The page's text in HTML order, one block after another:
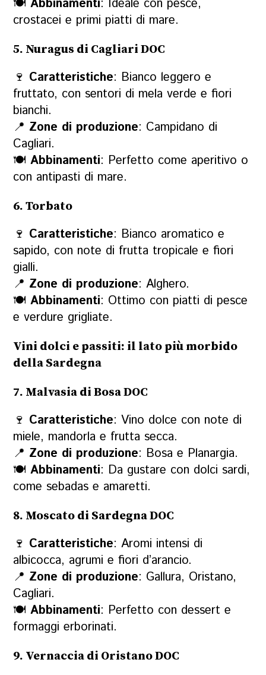
🍽Abbinamenti: Ideale con pesce,
crostacei e primi piatti di mare.
5. Nuragus di Cagliari DOC
🍷 Caratteristiche: Bianco leggero e
fruttato, con sentori di mela verde e fiori
bianchi.
📍 Zone di produzione: Campidano di
Cagliari.
🍽Abbinamenti: Perfetto come aperitivo o
con antipasti di mare.
6. Torbato
🍷 Caratteristiche: Bianco aromatico e
sapido, con note di frutta tropicale e fiori
gialli.
📍 Zone di produzione: Alghero.
🍽Abbinamenti: Ottimo con piatti di pesce
e verdure grigliate.
Vini dolci e passiti: il lato più morbido
della Sardegna
7. Malvasia di Bosa DOC
🍷 Caratteristiche: Vino dolce con note di
miele, mandorla e frutta secca.
📍 Zone di produzione: Bosa e Planargia.
🍽Abbinamenti: Da gustare con dolci sardi,
come sebadas e amaretti.
8. Moscato di Sardegna DOC
🍷 Caratteristiche: Aromi intensi di
albicocca, agrumi e fiori d’arancio.
📍 Zone di produzione: Gallura, Oristano,
Cagliari.
🍽Abbinamenti: Perfetto con dessert e
formaggi erborinati.
9. Vernaccia di Oristano DOC